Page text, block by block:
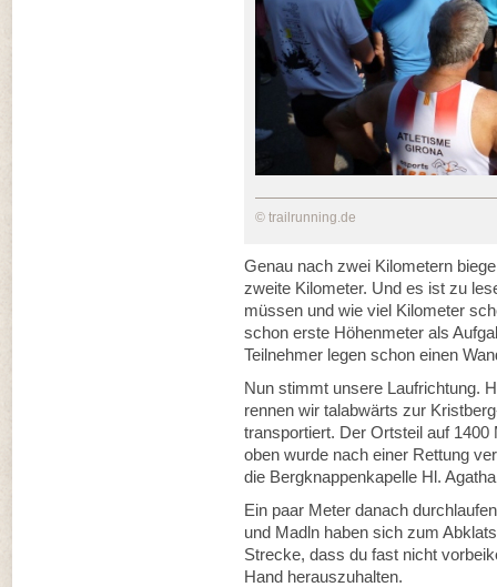
© trailrunning.de
Genau nach zwei Kilometern
zweite Kilometer. Und es ist zu
müssen und wie viel Kilometer
schon erste Höhenmeter als
Teilnehmer legen schon einen
Nun stimmt unsere Laufrichtung.
rennen wir talabwärts zur
transportiert. Der Ortsteil auf
oben wurde nach einer Rettung
die Bergknappenkapelle Hl.
Ein paar Meter danach
und Madln haben sich zum
Strecke, dass du fast nicht
Hand herauszuhalten.